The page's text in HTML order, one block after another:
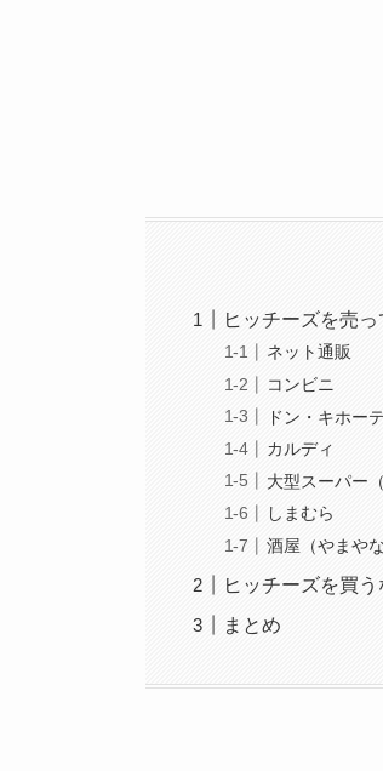
ヒッチーズを売
ネット通販
コンビニ
ドン・キホーテ
カルディ
大型スーパー
しまむら
酒屋（やまやな
ヒッチーズを買
まとめ